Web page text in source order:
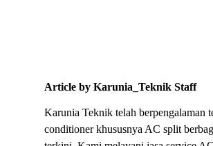
Article by Karunia_Teknik Staff
Karunia Teknik telah berpengalaman
conditioner khususnya AC split